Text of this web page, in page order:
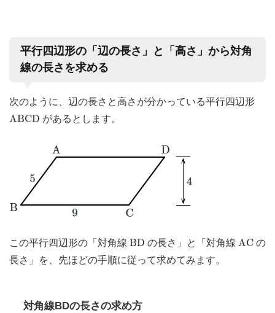
平行四辺形の「辺の長さ」と「高さ」から対角
線の長さを求める
次のように、辺の長さと高さが分かっている平行四辺形
ABCD
A BCD があるとします。
この平行四辺形の「対角線 BD
BD の長さ」と「対角線 AC
A C の
長さ」を、先ほどの手順に従って求めてみます。
対角線BDの長さの求め方